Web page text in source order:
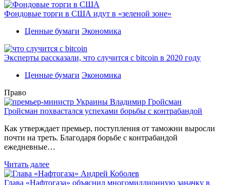
Фондовые торги в США идут в «зеленой зоне»
Ценные бумаги Экономика
Эксперты рассказали, что случится с bitcoin в 2020 году
Ценные бумаги Экономика
Право
Гройсман похвастался успехами борьбы с контрабандой
Как утверждает премьер, поступления от таможни выросли
почти на треть. Благодаря борьбе с контрабандой
ежедневные…
Читать далее
Глава «Нафтогаза» объяснил многомиллионную заначку в